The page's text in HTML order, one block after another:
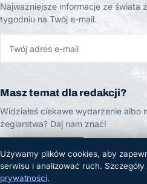
Najważniejsze informacje ze świata
tygodniu na Twój e-mail.
Masz temat dla redakcji?
Widziałeś ciekawe wydarzenie albo
żeglarstwa? Daj nam znać!
ZGŁOŚ TEMAT
Używamy plików cookies, aby
serwisu i analizować ruch.
prywatności.